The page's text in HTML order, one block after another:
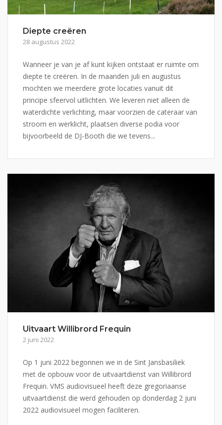
Diepte creëren
28 augustus 2022
Wanneer je van je af kunt kijken ontstaat er ruimte om
diepte te creëren. In de maanden juli en augustus
mochten we meerdere grote locaties vanuit dit
principe sfeervol uitlichten. We leveren niet alleen de
waterdichte verlichting, maar voorzien de cateraar van
stroom en werklicht, plaatsen diverse podia voor
bijvoorbeeld de DJ-Booth die we tevens...
Uitvaart Willibrord Frequin
2 juni 2022
Op 1 juni 2022 begonnen we in de Sint Jansbasiliek
met de opbouw voor de uitvaartdienst van Willibrord
Frequin. VMS audiovisueel heeft deze gregoriaanse
uitvaartdienst die werd gehouden op donderdag 2 juni
2022 audiovisueel mogen faciliteren.